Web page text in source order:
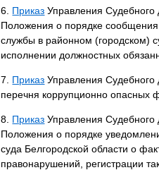
6. Приказ Управления Судебного
Положения о порядке
службы в районном (городском)
исполнении должностных
7. Приказ Управления Судебного
перечня коррупционно опасных
8. Приказ Управления Судебного
Положения о порядке
суда Белгородской области о
правонарушений, регистрации